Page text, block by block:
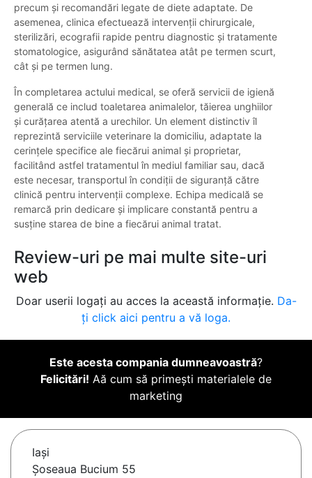
precum și recomandări legate de diete adaptate. De
asemenea, clinica efectuează intervenții chirurgicale,
sterilizări, ecografii rapide pentru diagnostic și tratamente
stomatologice, asigurând sănătatea atât pe termen scurt,
cât și pe termen lung.
În completarea actului medical, se oferă servicii de igienă
generală ce includ toaletarea animalelor, tăierea unghiilor
și curățarea atentă a urechilor. Un element distinctiv îl
reprezintă serviciile veterinare la domiciliu, adaptate la
cerințele specifice ale fiecărui animal și proprietar,
facilitând astfel tratamentul în mediul familiar sau, dacă
este necesar, transportul în condiții de siguranță către
clinică pentru intervenții complexe. Echipa medicală se
remarcă prin dedicare și implicare constantă pentru a
susține starea de bine a fiecărui animal tratat.
Review-uri pe mai multe site-uri
web
Doar userii logați au acces la această informație. Da-
ți click aici pentru a vă loga.
Este acesta compania dumneavoastră?
Felicitări! Aă cum să primești materialele de
marketing
Iaşi
Șoseaua Bucium 55